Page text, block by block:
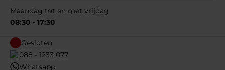
Maandag tot en met vrijdag
08:30 - 17:30
Gesloten
088 - 1233 077
Whatsapp